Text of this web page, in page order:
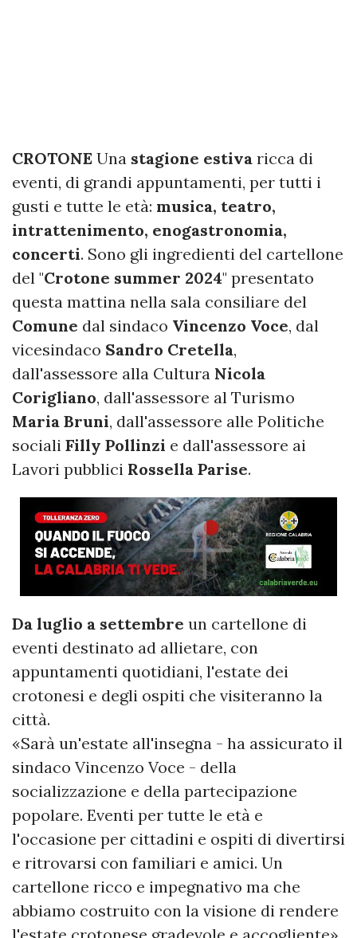
CROTONE Una stagione estiva ricca di
eventi, di grandi appuntamenti, per tutti i
gusti e tutte le età: musica, teatro,
intrattenimento, enogastronomia,
concerti. Sono gli ingredienti del cartellone
del "Crotone summer 2024" presentato
questa mattina nella sala consiliare del
Comune dal sindaco Vincenzo Voce, dal
vicesindaco Sandro Cretella,
dall'assessore alla Cultura Nicola
Corigliano, dall'assessore al Turismo
Maria Bruni, dall'assessore alle Politiche
sociali Filly Pollinzi e dall'assessore ai
Lavori pubblici Rossella Parise.
Da luglio a settembre un cartellone di
eventi destinato ad allietare, con
appuntamenti quotidiani, l'estate dei
crotonesi e degli ospiti che visiteranno la
città.
«Sarà un'estate all'insegna - ha assicurato il
sindaco Vincenzo Voce - della
socializzazione e della partecipazione
popolare. Eventi per tutte le età e
l'occasione per cittadini e ospiti di divertirsi
e ritrovarsi con familiari e amici. Un
cartellone ricco e impegnativo ma che
abbiamo costruito con la visione di rendere